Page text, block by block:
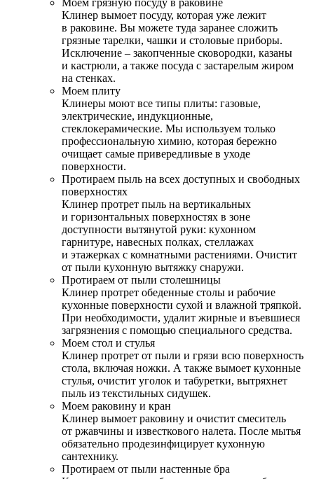
Моем грязную посуду в раковине
Клинер вымоет посуду, которая уже лежит
в раковине. Вы можете туда заранее сложить
грязные тарелки, чашки и столовые приборы.
Исключение – закопченные сковородки, казаны
и кастрюли, а также посуда с застарелым жиром
на стенках.
Моем плиту
Клинеры моют все типы плиты: газовые,
электрические, индукционные,
стеклокерамические. Мы используем только
профессиональную химию, которая бережно
очищает самые привередливые в уходе
поверхности.
Протираем пыль на всех доступных и свободных
поверхностях
Клинер протрет пыль на вертикальных
и горизонтальных поверхностях в зоне
доступности вытянутой руки: кухонном
гарнитуре, навесных полках, стеллажах
и этажерках с комнатными растениями. Очистит
от пыли кухонную вытяжку снаружи.
Протираем от пыли столешницы
Клинер протрет обеденные столы и рабочие
кухонные поверхности сухой и влажной тряпкой.
При необходимости, удалит жирные и въевшиеся
загрязнения с помощью специального средства.
Моем стол и стулья
Клинер протрет от пыли и грязи всю поверхность
стола, включая ножки. А также вымоет кухонные
стулья, очистит уголок и табуретки, вытряхнет
пыль из текстильных сидушек.
Моем раковину и кран
Клинер вымоет раковину и очистит смеситель
от ржавчины и известкового налета. После мытья
обязательно продезинфицирует кухонную
сантехнику.
Протираем от пыли настенные бра